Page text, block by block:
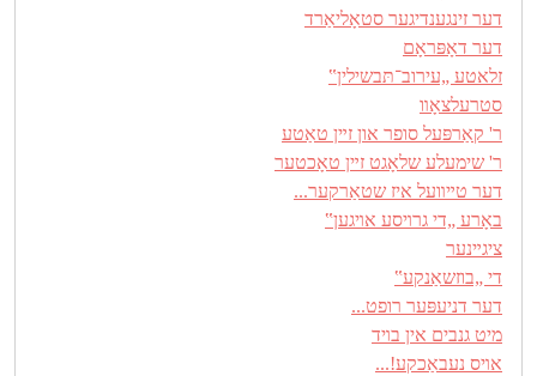
דער זינגענדיגער סטאָליאַרד
דער דאָפּראָם
זלאטע „עירוב־תּבשילין‟
סטרעלצאָװ
ר‎‎‎‎' קאַרפּעל סופר און זײן טאַטע
ר' שימעלע שלאָגט זײן טאָכטער
דער טײװעל איז שטאַרקער...
באָרע „די גרױסע אױגען‟
ציגײנער
די „בוזשאַנקע‟
דער דניעפּער רופט...
מיט גנבים אין בױד
אױס נעבאַכקע!...